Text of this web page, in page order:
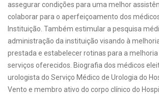
assegurar condições para uma melhor
colaborar para o aperfeiçoamento dos
Instituição. Também estimular a pesquisa
administração da instituição visando à
prestada e estabelecer rotinas para a
serviços oferecidos. Biografia dos médicos
urologista do Serviço Médico de Urologia do
Vento e membro ativo do corpo clínico do